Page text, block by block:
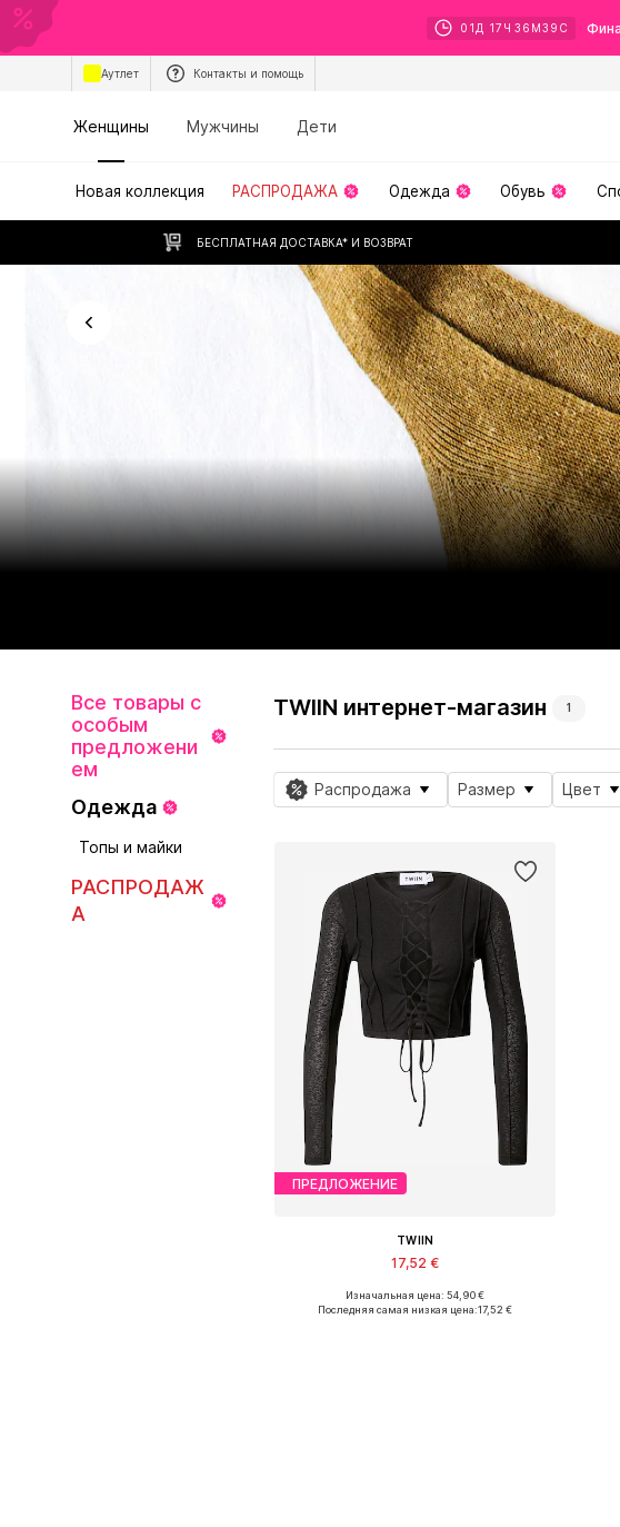
01 Д 17 Ч 36 М38 С
Аутлет Контакты и помощь
Женщины Мужчины Дети
Новая коллекция РАСПРОДАЖА Одежда Обувь
БЕСПЛАТНАЯ ДОСТАВКА* И ВОЗВРАТ
Все товары с
особым
предложени
ем
Одежда
Топы и майки
РАСПРОДАЖ
А
TWIIN интернет-магазин 1
Распродажа Размер Цвет
ПРЕДЛОЖЕНИЕ
TWIIN
17,52 €
Доступные размеры: M
Изначальная цена: 54,90 €
Последняя самая низкая цена:17,52 €